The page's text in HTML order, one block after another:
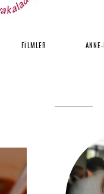
FİLMLER